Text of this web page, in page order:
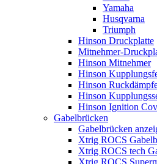
Yamaha
Husqvarna
Triumph
Hinson Druckplatte
Mitnehmer-
Hinson Mitnehmer
Hinson
Hinson
Hinson
Hinson Ignition
Gabelbrücken
Gabelbrücken
Xtrig ROCS
Xtrig ROCS tech
Xtrig ROCS